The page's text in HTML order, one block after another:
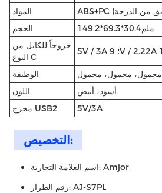
المواد
الحجم
149.2*69.3*30.4ملم
خروجاً للكابل من
النوع C
الوظيفة
محمول، محمول، محمول
اللون
أسود، أبيض
مخرج USB2
5V/3A
التخصيص:
اسم العلامة التجارية: Amjor
رقم الطراز: AJ-S7PL